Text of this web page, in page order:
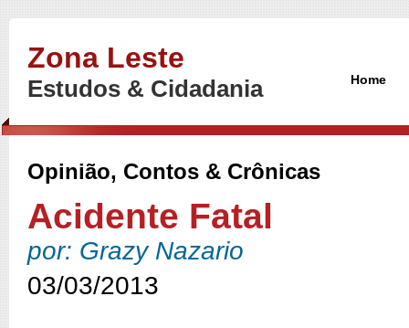
Zona Leste
Estudos & Cidadania Home
Opinião, Contos & Crônicas
Acidente Fatal
por: Grazy Nazario
03/03/2013